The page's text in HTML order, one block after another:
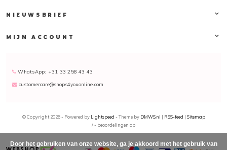
NIEUWSBRIEF
MIJN ACCOUNT
WhatsApp: +31 33 258 43 43
customercare@shops4youonline.com
© Copyright 2026 - Powered by Lightspeed - Theme by DMWS.nl | RSS-feed | Sitemap
/- beoordelingen op
Door het gebruiken van onze website, ga je akkoord met het gebruik van